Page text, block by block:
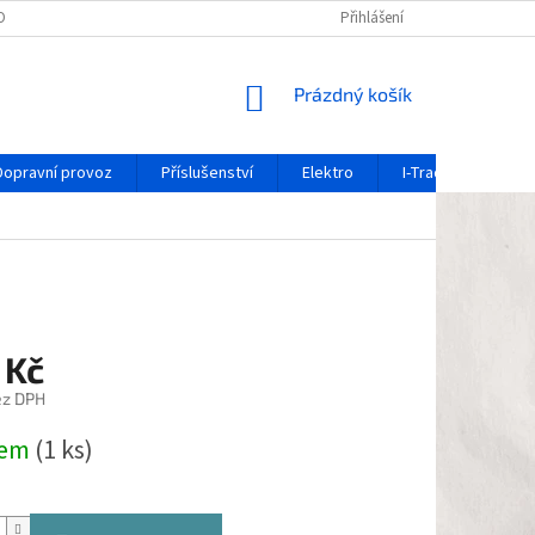
OSOBNÍCH ÚDAJŮ REKLAMAČNÍ FORMULÁŘ
Přihlášení
NÁKUPNÍ
Prázdný košík
provoz Příslušenství Elektro
I-Track / systém
DPH
(1 ks)